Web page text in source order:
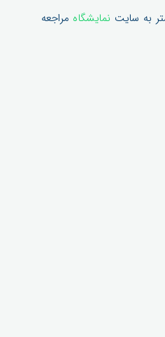
به سایت نمایشگاه مراجعه